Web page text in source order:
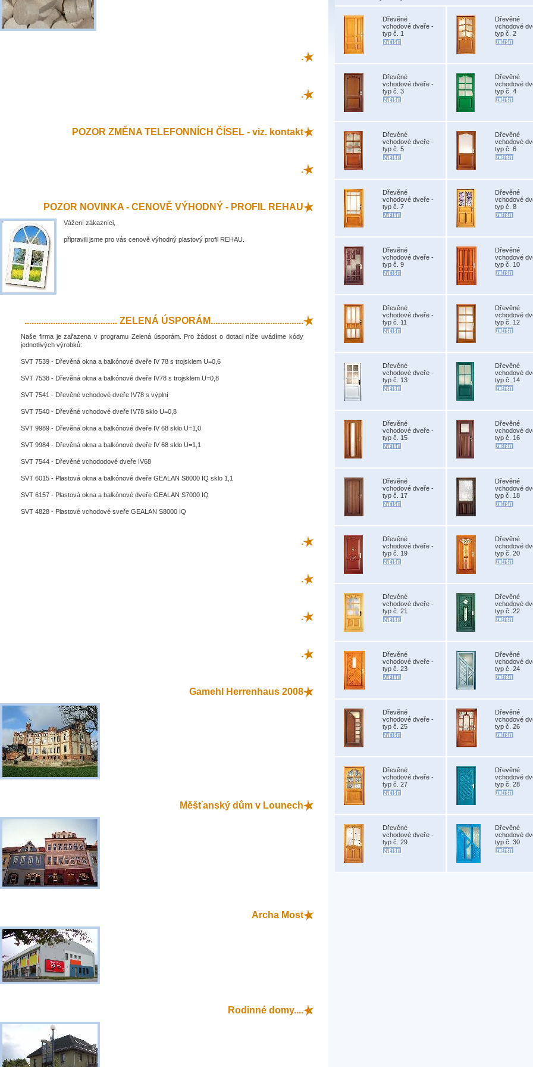
.
.
POZOR ZMĚNA TELEFONNÍCH ČÍSEL - viz. kontakt
.
POZOR NOVINKA - CENOVĚ VÝHODNÝ - PROFIL REHAU
Vážení zákazníci,
připravili jsme pro vás cenově výhodný plastový profil REHAU.
....................................... ZELENÁ ÚSPORÁM.......................................
Naše firma je zařazena v programu Zelená úsporám. Pro žádost o dotaci níže uvádíme kódy
jednotlivých výrobků:
SVT 7539 - Dřevěná okna a balkónové dveře IV 78 s trojsklem U=0,6
SVT 7538 - Dřevěná okna a balkónové dveře IV78 s trojsklem U=0,8
SVT 7541 - Dřevěné vchodové dveře IV78 s výplní
SVT 7540 - Dřevěné vchodové dveře IV78 sklo U=0,8
SVT 9989 - Dřevěná okna a balkónové dveře IV 68 sklo U=1,0
SVT 9984 - Dřevěná okna a balkónové dveře IV 68 sklo U=1,1
SVT 7544 - Dřevěné vchododové dveře IV68
SVT 6015 - Plastová okna a balkónové dveře GEALAN S8000 IQ sklo 1,1
SVT 6157 - Plastová okna a balkónové dveře GEALAN S7000 IQ
SVT 4828 - Plastové vchodové sveře GEALAN S8000 IQ
.
.
.
.
Gamehl Herrenhaus 2008
Měšťanský dům v Lounech
Archa Most
Rodinné domy....
Dřevěné
vchodové dveře -
typ č. 1
Dřevěné
vchodové
typ č. 2
Dřevěné
vchodové dveře -
typ č. 3
Dřevěné
vchodové
typ č. 4
Dřevěné
vchodové dveře -
typ č. 5
Dřevěné
vchodové
typ č. 6
Dřevěné
vchodové dveře -
typ č. 7
Dřevěné
vchodové
typ č. 8
Dřevěné
vchodové dveře -
typ č. 9
Dřevěné
vchodové
typ č. 10
Dřevěné
vchodové dveře -
typ č. 11
Dřevěné
vchodové
typ č. 12
Dřevěné
vchodové dveře -
typ č. 13
Dřevěné
vchodové
typ č. 14
Dřevěné
vchodové dveře -
typ č. 15
Dřevěné
vchodové
typ č. 16
Dřevěné
vchodové dveře -
typ č. 17
Dřevěné
vchodové
typ č. 18
Dřevěné
vchodové dveře -
typ č. 19
Dřevěné
vchodové
typ č. 20
Dřevěné
vchodové dveře -
typ č. 21
Dřevěné
vchodové
typ č. 22
Dřevěné
vchodové dveře -
typ č. 23
Dřevěné
vchodové
typ č. 24
Dřevěné
vchodové dveře -
typ č. 25
Dřevěné
vchodové
typ č. 26
Dřevěné
vchodové dveře -
typ č. 27
Dřevěné
vchodové
typ č. 28
Dřevěné
vchodové dveře -
typ č. 29
Dřevěné
vchodové
typ č. 30